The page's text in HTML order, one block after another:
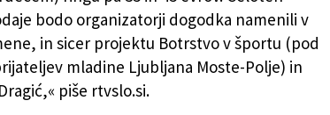
bodo organizatorji dogodka namenili v
in sicer projektu Botrstvo v športu (pod
mladine Ljubljana Moste-Polje) in
piše rtvslo.si.